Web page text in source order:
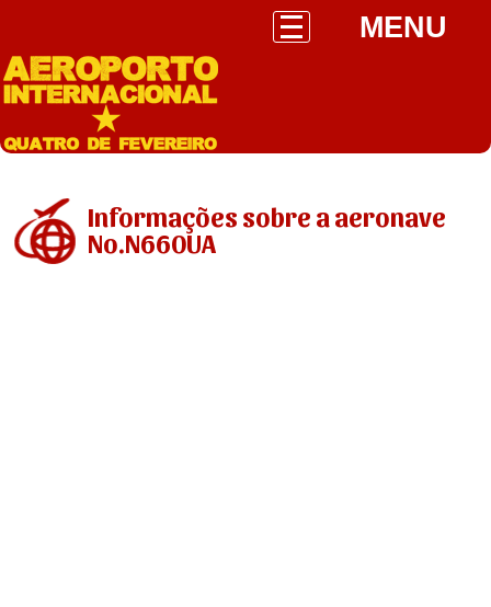
MENU
Informações sobre a aeronave
No.N660UA